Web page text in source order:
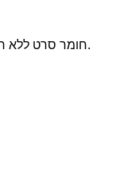
חומר סרט ללא ריח מביא לך את החוויה הטובה ביותר.